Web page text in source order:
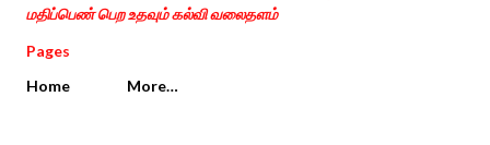
மதிப்பெண் பெற உதவும் கல்வி வலைதளம்
Pages
Home
More…